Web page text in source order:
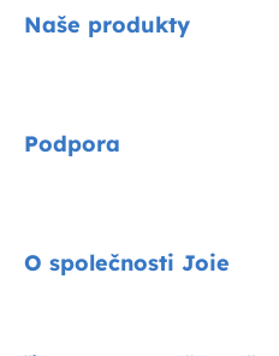
Naše produkty
Kočárky
Podpora
O společnosti Joie